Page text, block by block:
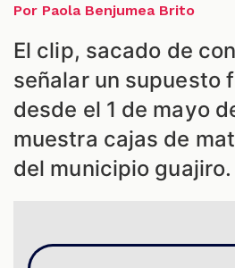
Por Paola Benjumea Brito
El clip, sacado de
señalar un supuesto
desde el 1 de mayo
muestra cajas de
del municipio guajiro.